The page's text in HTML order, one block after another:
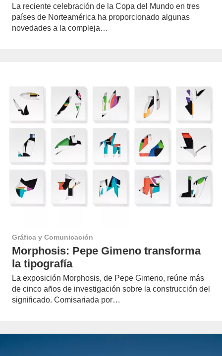
La reciente celebración de la Copa del Mundo en tres
países de Norteamérica ha proporcionado algunas
novedades a la compleja…
Gráfica y Comunicación
Morphosis: Pepe Gimeno transforma
la tipografía
La exposición Morphosis, de Pepe Gimeno, reúne más
de cinco años de investigación sobre la construcción del
significado. Comisariada por…